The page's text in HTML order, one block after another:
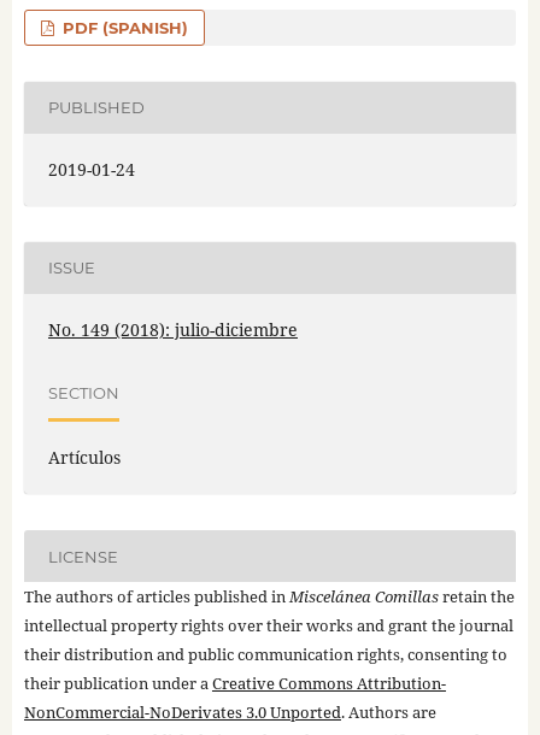
PDF (SPANISH)
PUBLISHED
2019-01-24
ISSUE
No. 149 (2018): julio-diciembre
SECTION
Artículos
LICENSE
The authors of articles published inMiscelánea Comillasretain the
intellectual property rights over their works and grant the journal
their distribution and public communication rights, consenting to
their publication under aCreative Commons Attribution-
NonCommercial-NoDerivates 3.0 Unported. Authors are